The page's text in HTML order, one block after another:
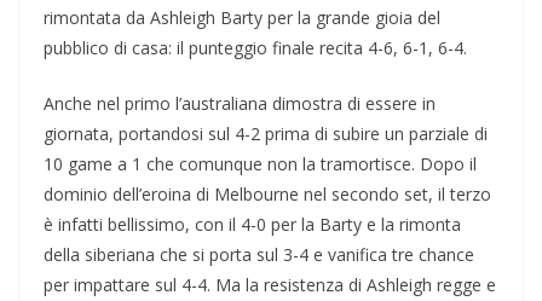
rimontata da Ashleigh Barty per la grande gioia del
pubblico di casa: il punteggio finale recita 4-6, 6-1, 6-4.
Anche nel primo l’australiana dimostra di essere in
giornata, portandosi sul 4-2 prima di subire un parziale di
10 game a 1 che comunque non la tramortisce. Dopo il
dominio dell’eroina di Melbourne nel secondo set, il terzo
è infatti bellissimo, con il 4-0 per la Barty e la rimonta
della siberiana che si porta sul 3-4 e vanifica tre chance
per impattare sul 4-4. Ma la resistenza di Ashleigh regge e